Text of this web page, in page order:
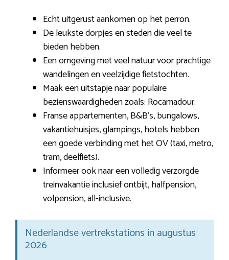
Echt uitgerust aankomen op het perron.
De leukste dorpjes en steden die veel te
bieden hebben.
Een omgeving met veel natuur voor prachtige
wandelingen en veelzijdige fietstochten.
Maak een uitstapje naar populaire
bezienswaardigheden zoals: Rocamadour.
Franse appartementen, B&B’s, bungalows,
vakantiehuisjes, glampings, hotels hebben
een goede verbinding met het OV (taxi, metro,
tram, deelfiets).
Informeer ook naar een volledig verzorgde
treinvakantie inclusief ontbijt, halfpension,
volpension, all-inclusive.
Nederlandse vertrekstations in augustus
2026